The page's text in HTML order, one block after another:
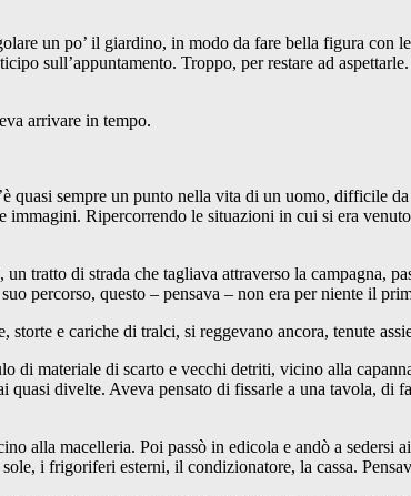
un po’ il giardino, in modo da fare bella figura con
sull’appuntamento. Troppo, per restare ad
arrivare in tempo.
quasi sempre un punto nella vita di un uomo, difficile
Ripercorrendo le situazioni in cui si era
tratto di strada che tagliava attraverso la campagna,
percorso, questo – pensava – non era per niente il
e cariche di tralci, si reggevano ancora, tenute
di materiale di scarto e vecchi detriti, vicino alla
divelte. Aveva pensato di fissarle a una tavola, di
alla macelleria. Poi passò in edicola e andò a sedersi
i frigoriferi esterni, il condizionatore, la cassa.